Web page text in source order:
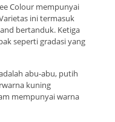
Colour mempunyai
ini termasuk
bertanduk. Ketiga
seperti gradasi yang
abu-abu, putih
kuning
mempunyai warna